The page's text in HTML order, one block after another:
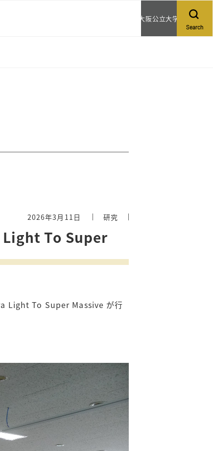
大阪公立大学
Search
2026年3月11日 研究
To Super
Light To Super Massive が行